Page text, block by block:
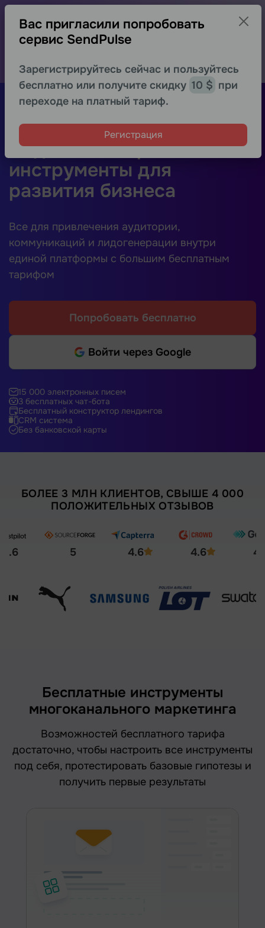
пользователей
Протестируйте расширенные возможности любого
сервиса выгоднее
Получить скидку
Регистрация
Вас пригласили попробовать
сервис SendPulse
Зарегистрируйтесь сейчас и пользуйтесь
бесплатно или получите скидку 10 $ при
переходе на платный тариф.
Регистрация
Надежные маркетинговые
инструменты для
развития бизнеса
Все для привлечения аудитории,
коммуникаций и лидогенерации внутри
единой платформы с большим бесплатным
тарифом
Попробовать бесплатно
Войти через Google
15 000 электронных писем
3 бесплатных чат-бота
Бесплатный конструктор лендингов
CRM система
Без банковской карты
БОЛЕЕ 3 МЛН КЛИЕНТОВ, СВЫШЕ 4 000
ПОЛОЖИТЕЛЬНЫХ ОТЗЫВОВ
4.6 5 4.6 4.6
Бесплатные инструменты
многоканального маркетинга
Возможностей бесплатного тарифа
достаточно, чтобы настроить все инструменты
под себя, протестировать базовые гипотезы и
получить первые результаты